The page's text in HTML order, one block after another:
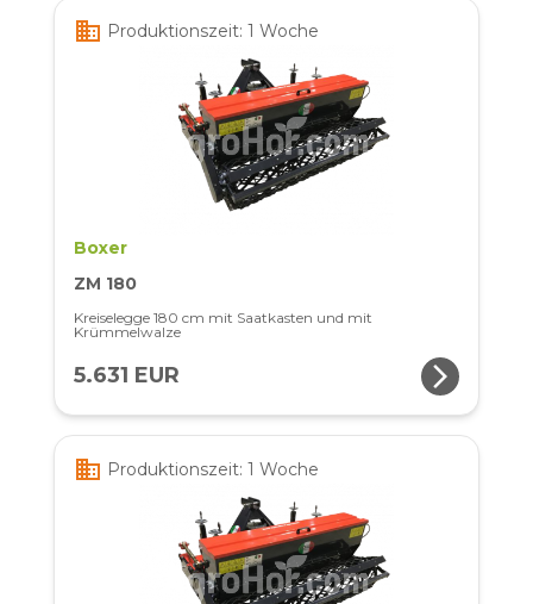
business Produktionszeit: 1 Woche
Boxer
ZM 180
Kreiselegge 180 cm mit Saatkasten und mit
Krümmelwalze
5.631 EUR arrow_forward_ios
business Produktionszeit: 1 Woche